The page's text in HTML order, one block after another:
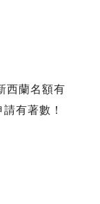
西蘭名額有
有著數！